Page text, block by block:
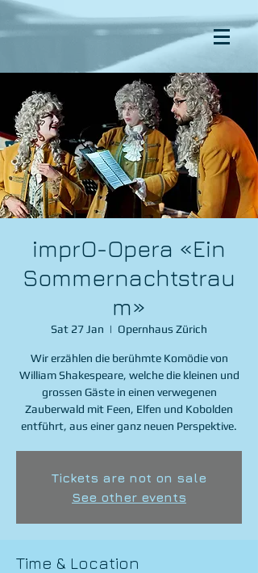
imprO-Opera «Ein
Sommernachtstrau
m»
Sat 27 Jan
  |
Opernhaus Zürich
Wir erzählen die berühmte Komödie von
William Shakespeare, welche die kleinen und
grossen Gäste in einen verwegenen
Zauberwald mit Feen, Elfen und Kobolden
entführt, aus einer ganz neuen Perspektive.
Tickets are not on sale
See other events
Time & Location